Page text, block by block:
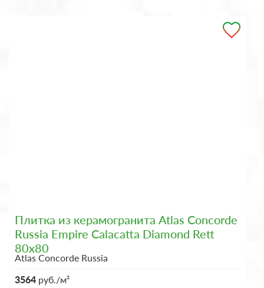
Плитка из керамогранита Atlas Concorde
Russia Empire Calacatta Diamond Rett
80x80
Atlas Concorde Russia
3564 руб./м²